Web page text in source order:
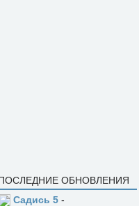
ОБНОВЛЕНИЯ
Садись 5 -